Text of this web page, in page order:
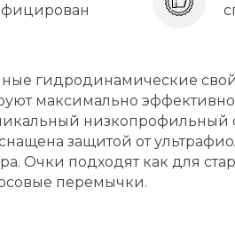
гидродинамические
максимально
низкопрофильный
защитой от
Очки подходят как для
перемычки.